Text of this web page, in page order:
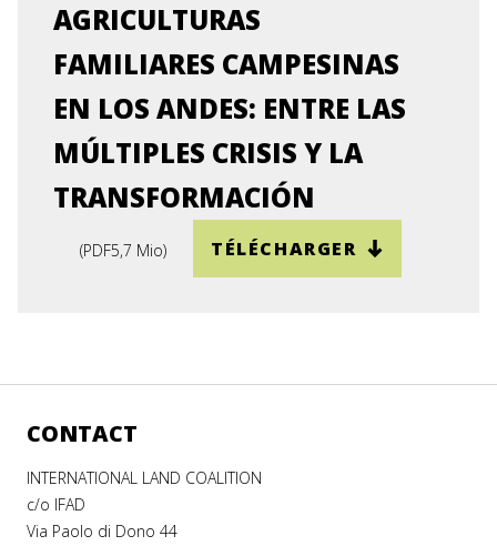
AGRICULTURAS
FAMILIARES CAMPESINAS
EN LOS ANDES: ENTRE LAS
MÚLTIPLES CRISIS Y LA
TRANSFORMACIÓN
(PDF5,7 Mio) TÉLÉCHARGER
CONTACT
INTERNATIONAL LAND COALITION
c/o IFAD
Via Paolo di Dono 44